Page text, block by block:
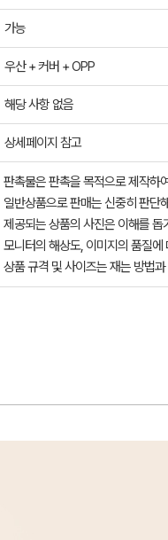
가능
우산 + 커버 + OPP
해당 사항 없음
상세페이지 참고
판촉물은 판촉을 목적으로 제작하
일반상품으로 판매는 신중히 판단
제공되는 상품의 사진은 이해를
모니터의 해상도, 이미지의 품질
상품 규격 및 사이즈는 재는 방법